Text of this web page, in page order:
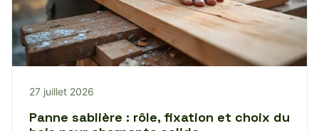
27 juillet 2026
Panne sablière : rôle, fixation et choix du